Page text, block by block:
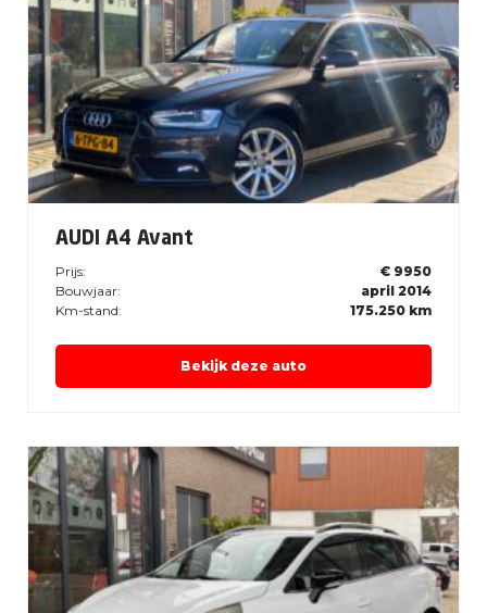
AUDI A4 Avant
Prijs:
€ 9950
Bouwjaar:
april 2014
Km-stand:
175.250 km
Bekijk deze auto